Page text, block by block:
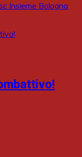
Insieme Bologna